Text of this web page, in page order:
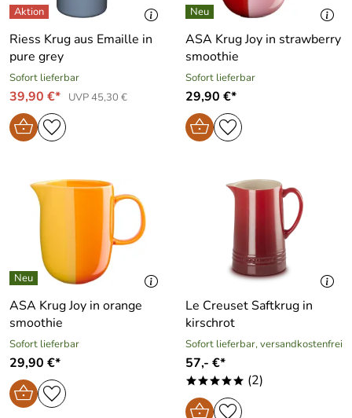
Riess Krug aus Emaille in
pure grey
Sofort lieferbar
39,90 €* UVP 45,30 €
ASA Krug Joy in strawberry
smoothie
Sofort lieferbar
29,90 €*
ASA Krug Joy in orange
smoothie
Sofort lieferbar
29,90 €*
Le Creuset Saftkrug in
kirschrot
Sofort lieferbar, versandkostenfrei
57,- €*
***** (2)